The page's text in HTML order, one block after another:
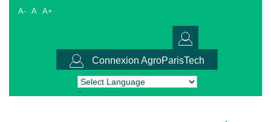
A- A A+
Connexion AgroParisTech
Powered by Translate